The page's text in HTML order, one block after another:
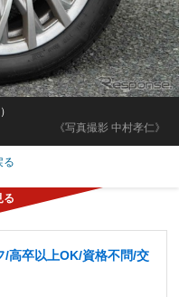
《写真撮影 中村孝仁》
る
/高卒以上OK/資格不問/交